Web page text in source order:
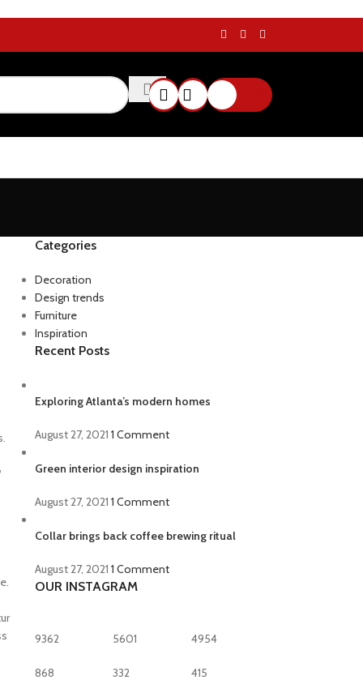
Categories
Decoration
Design trends
Furniture
Inspiration
Recent Posts
Exploring Atlanta’s modern homes
August 27, 2021 1 Comment
Green interior design inspiration
August 27, 2021 1 Comment
Collar brings back coffee brewing ritual
August 27, 2021 1 Comment
OUR INSTAGRAM
9362
868
5601
332
4954
415